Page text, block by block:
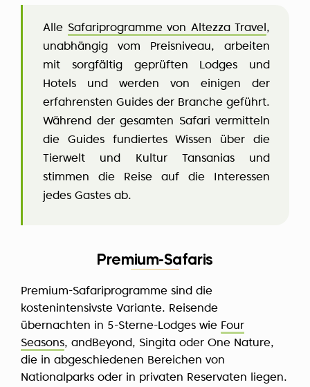
Alle Safariprogramme von Altezza Travel ,
unabhängig vom Preisniveau, arbeiten
mit sorgfältig geprüften Lodges und
Hotels und werden von einigen der
erfahrensten Guides der Branche geführt.
Während der gesamten Safari vermitteln
die Guides fundiertes Wissen über die
Tierwelt und Kultur Tansanias und
stimmen die Reise auf die Interessen
jedes Gastes ab.
Premium-Safaris
Premium-Safariprogramme sind die
kostenintensivste Variante. Reisende
übernachten in 5-Sterne-Lodges wie Four
Seasons, andBeyond, Singita oder One Nature,
die in abgeschiedenen Bereichen von
Nationalparks oder in privaten Reservaten liegen.